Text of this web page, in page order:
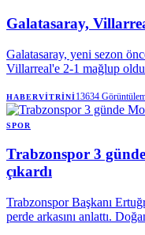
Galatasaray,
Galatasaray, yeni sezon
Villarreal'e 2-1 mağlup
ve tribünlerden yükselen
HABERVITRINI13634
SPOR
Trabzonspor 3
çıkardı
Trabzonspor Başkanı
perde arkasını anlattı.